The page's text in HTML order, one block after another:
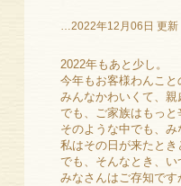
…2022年12月06日 更新
2022年もあと少し。
今年もお客様わんこと
みんなかわいくて、親
でも、ご家族はもっと
そのような中でも、
私はその日が来たと
でも、そんなとき、い
みなさんはご存知です